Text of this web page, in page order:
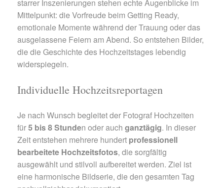
starrer Inszenierungen stehen echte Augenblicke im
Mittelpunkt: die Vorfreude beim Getting Ready,
emotionale Momente während der Trauung oder das
ausgelassene Feiern am Abend. So entstehen Bilder,
die die Geschichte des Hochzeitstages lebendig
widerspiegeln.
Individuelle Hochzeitsreportagen
Je nach Wunsch begleitet der Fotograf Hochzeiten
für5 bis 8 Stunden oder auch ganztägig. In dieser
Zeit entstehen mehrere hundert professionell
bearbeitete Hochzeitsfotos, die sorgfältig
ausgewählt und stilvoll aufbereitet werden. Ziel ist
eine harmonische Bildserie, die den gesamten Tag